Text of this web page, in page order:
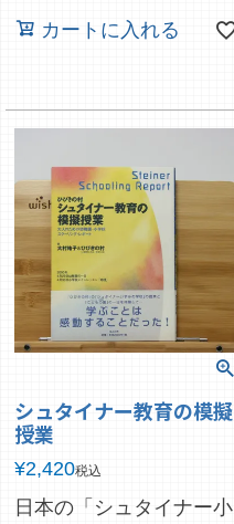
カートに入れる
シュタイナー教育の模擬
授業
¥2,420税込
日本の「シュタイナー小